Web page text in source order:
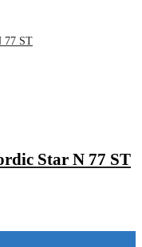
Star N 77 ST